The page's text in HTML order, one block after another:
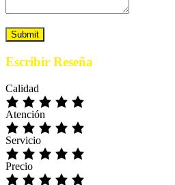
Escribir Reseña
Calidad
Atención
Servicio
Precio